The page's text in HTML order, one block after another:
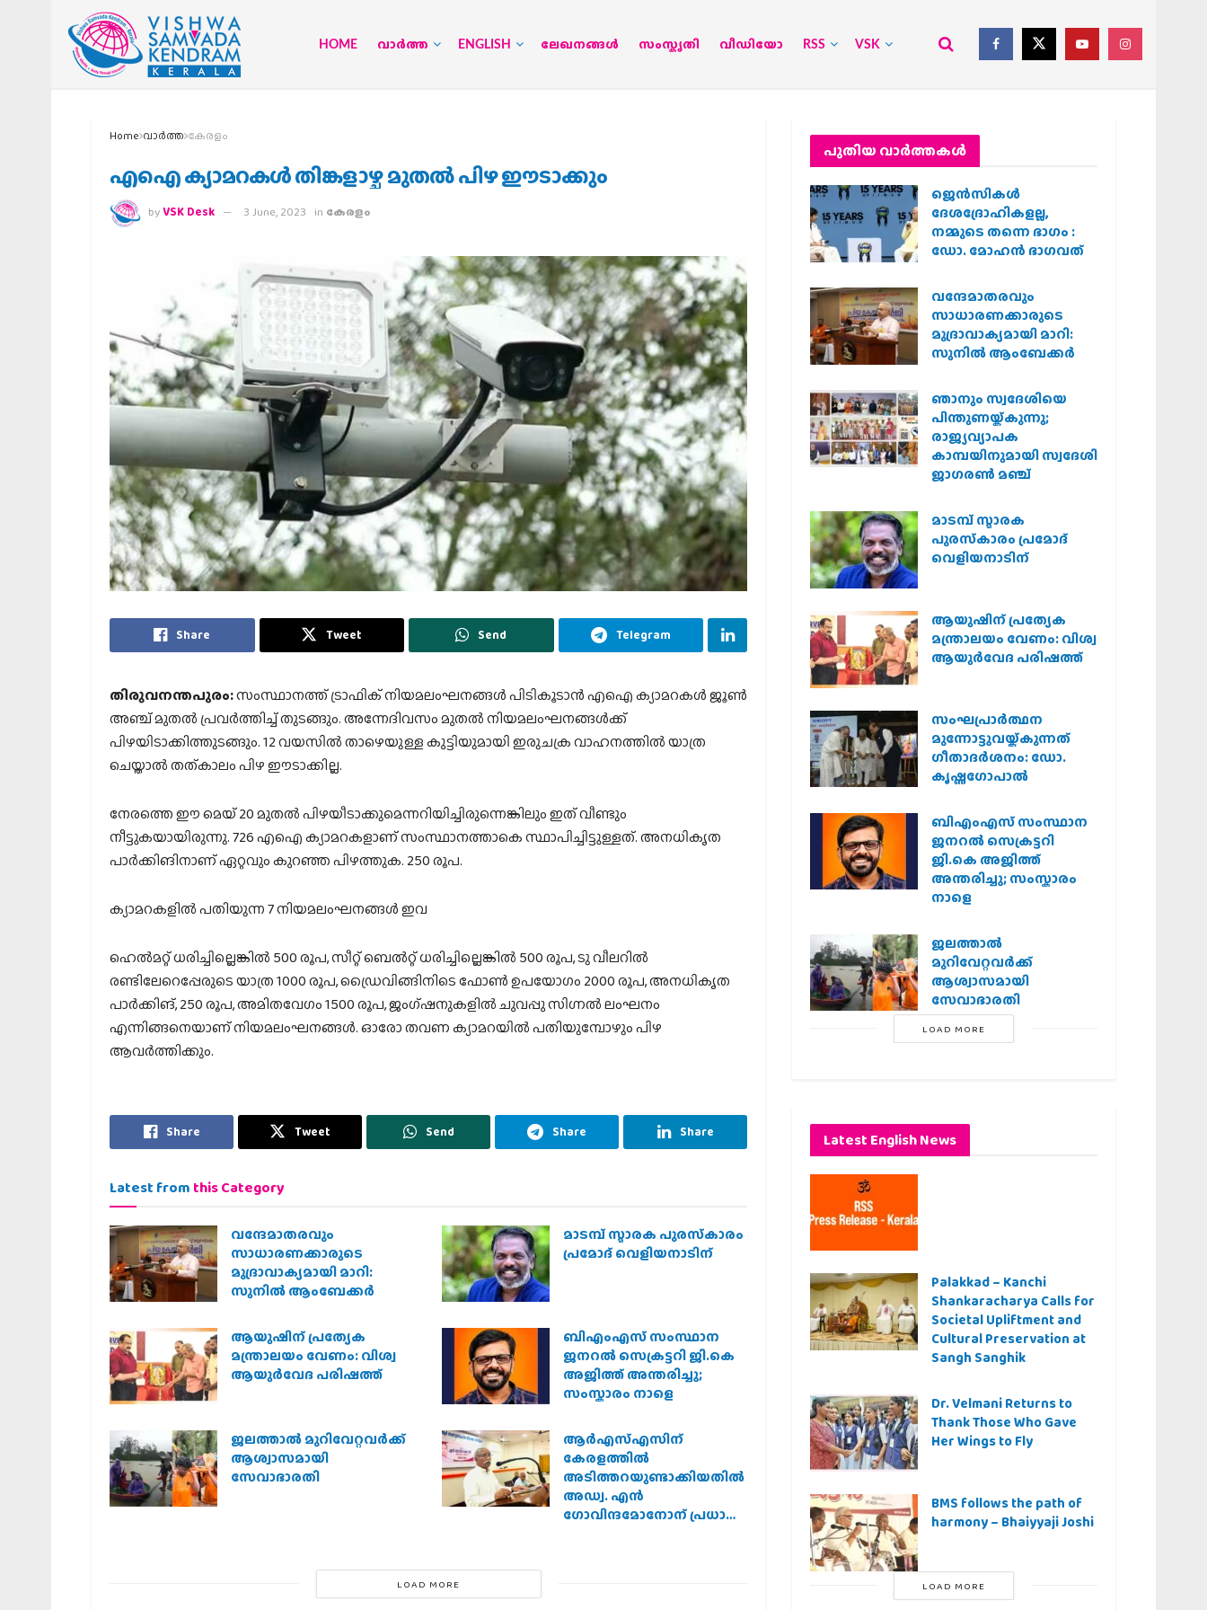
HOME വാര്‍ത്ത ENGLISH ലേഖനങ്ങള്‍ സംസ്കൃതി വീഡിയോ RSS VSK
Home വാര്‍ത്ത കേരളം
എഐ ക്യാമറകള്‍ തിങ്കളാഴ്ച മുതല്‍ പിഴ ഈടാക്കും
byVSK Desk 3 June, 2023 in കേരളം
Share Tweet Send Telegram
തിരുവനന്തപുരം:സംസ്ഥാനത്ത് ട്രാഫിക് നിയമലംഘനങ്ങള്‍ പിടികൂടാന്‍ എഐ ക്യാമറകള്‍ ജൂണ്‍
അഞ്ച് മുതല്‍ പ്രവര്‍ത്തിച്ച് തുടങ്ങും. അന്നേദിവസം മുതല്‍ നിയമലംഘനങ്ങള്‍ക്ക്
പിഴയിടാക്കിത്തുടങ്ങും. 12 വയസില്‍ താഴെയുള്ള കുട്ടിയുമായി ഇരുചക്ര വാഹനത്തില്‍ യാത്ര
ചെയ്താല്‍ തത്കാലം പിഴ ഈടാക്കില്ല.
നേരത്തെ ഈ മെയ് 20 മുതല്‍ പിഴയീടാക്കുമെന്നറിയിച്ചിരുന്നെങ്കിലും ഇത് വീണ്ടും
നീട്ടുകയായിരുന്നു. 726 എഐ ക്യാമറകളാണ് സംസ്ഥാനത്താകെ സ്ഥാപിച്ചിട്ടുള്ളത്. അനധികൃത
പാര്‍ക്കിങിനാണ് ഏറ്റവും കുറഞ്ഞ പിഴത്തുക. 250 രൂപ.
ക്യാമറകളില്‍ പതിയുന്ന 7 നിയമലംഘനങ്ങള്‍ ഇവ
ഹെല്‍മറ്റ് ധരിച്ചില്ലെങ്കില്‍ 500 രൂപ, സീറ്റ് ബെല്‍റ്റ് ധരിച്ചില്ലെങ്കില്‍ 500 രൂപ, ടു വീലറില്‍
രണ്ടിലേറെപ്പേരുടെ യാത്ര 1000 രൂപ, ഡ്രൈവിങ്ങിനിടെ ഫോണ്‍ ഉപയോഗം 2000 രൂപ, അനധികൃത
പാര്‍ക്കിങ്, 250 രൂപ, അമിതവേഗം 1500 രൂപ, ജംഗ്ഷനുകളില്‍ ചുവപ്പു സിഗ്നല്‍ ലംഘനം
എന്നിങ്ങനെയാണ് നിയമലംഘനങ്ങള്‍. ഓരോ തവണ ക്യാമറയില്‍ പതിയുമ്പോഴും പിഴ
ആവര്‍ത്തിക്കും.
Share Tweet Send Share Share
Latest from this Category
വന്ദേമാതരവും
സാധാരണക്കാരുടെ
മുദ്രാവാക്യമായി മാറി:
സുനിൽ ആംബേക്കർ
മാടമ്പ് സ്മാരക പുരസ്‌കാരം
പ്രമോദ് വെളിയനാടിന്
ആയുഷിന് പ്രത്യേക
മന്ത്രാലയം വേണം: വിശ്വ
ആയുര്‍വേദ പരിഷത്ത്
ബിഎംഎസ് സംസ്ഥാന
ജനറൽ സെക്രട്ടറി ജി.കെ
അജിത്ത് അന്തരിച്ചു;
സംസ്കാരം നാളെ
ജലത്താല്‍ മുറിവേറ്റവര്‍ക്ക്
ആശ്വാസമായി
സേവാഭാരതി
ആര്‍എസ്എസിന്
കേരളത്തില്‍
അടിത്തറയുണ്ടാക്കിയതില്‍
അഡ്വ. എന്‍
ഗോവിന്ദമോനോന് പ്രധാന
LOAD MORE
പുതിയ വാര്‍ത്തകള്‍
ജെന്‍സികള്‍
ദേശദ്രോഹികളല്ല,
നമ്മുടെ തന്നെ ഭാഗം :
ഡോ. മോഹന്‍ ഭാഗവത്
വന്ദേമാതരവും
സാധാരണക്കാരുടെ
മുദ്രാവാക്യമായി മാറി:
സുനിൽ ആംബേക്കർ
ഞാനും സ്വദേശിയെ
പിന്തുണയ്ക്കുന്നു;
രാജ്യവ്യാപക
കാമ്പയിനുമായി സ്വദേശി
ജാഗരണ്‍ മഞ്ച്
മാടമ്പ് സ്മാരക
പുരസ്‌കാരം പ്രമോദ്
വെളിയനാടിന്
ആയുഷിന് പ്രത്യേക
മന്ത്രാലയം വേണം: വിശ്വ
ആയുര്‍വേദ പരിഷത്ത്
സംഘപ്രാര്‍ത്ഥന
മുന്നോട്ടുവയ്ക്കുന്നത്
ഗീതാദര്‍ശനം: ഡോ.
കൃഷ്ണഗോപാല്‍
ബിഎംഎസ് സംസ്ഥാന
ജനറൽ സെക്രട്ടറി
ജി.കെ അജിത്ത്
അന്തരിച്ചു; സംസ്കാരം
നാളെ
ജലത്താല്‍
മുറിവേറ്റവര്‍ക്ക്
ആശ്വാസമായി
സേവാഭാരതി
LOAD MORE
Latest English News
Palakkad – Kanchi
Shankaracharya Calls for
Societal Upliftment and
Cultural Preservation at
Sangh Sanghik
Dr. Velmani Returns to
Thank Those Who Gave
Her Wings to Fly
BMS follows the path of
harmony – Bhaiyyaji Joshi
LOAD MORE